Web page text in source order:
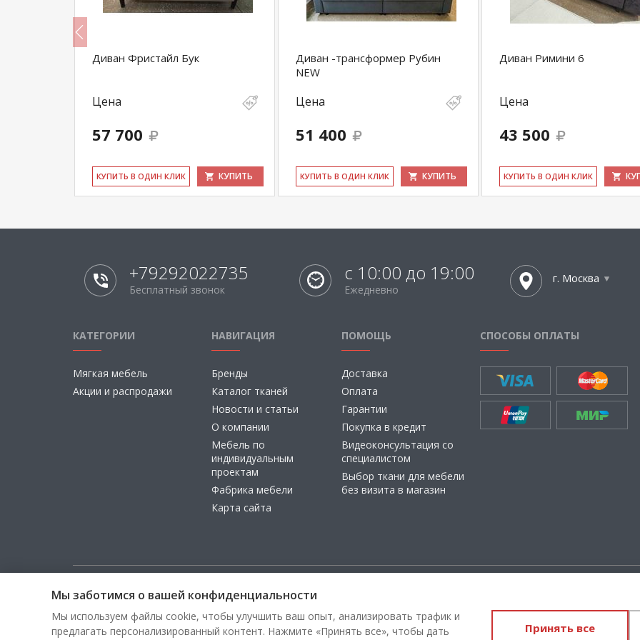
Диван Фристайл Бук
Цена
57 700
КУ­ПИТЬ В ОДИН КЛИК КУПИТЬ
Диван -трансформер Рубин
NEW
Цена
51 400
КУ­ПИТЬ В ОДИН КЛИК КУПИТЬ
Диван Римини 6
Цена
43 500
КУ­ПИТЬ В ОДИН КЛИК
+79292022735
Бесплатный звонок
с 10:00 до 19:00
Ежедневно
г. Москва
КАТЕГОРИИ
Мягкая мебель
Акции и распродажи
НАВИГАЦИЯ
Бренды
Каталог тканей
Новости и статьи
О компании
Мебель по
индивидуальным
проектам
Фабрика мебели
Карта сайта
ПОМОЩЬ
Доставка
Оплата
Гарантии
Покупка в кредит
Видеоконсультация со
специалистом
Выбор ткани для мебели
без визита в магазин
СПОСОБЫ ОПЛАТЫ
Copyright © 2026, ООО «100 Диванов» — Все права защищены
Администрация Сайта не несет
материалы, их содержание,
Вы принимаете условияполитики
Мы заботимся о вашей конфиденциальности
Мы используем файлы cookie, чтобы улучшить ваш опыт, анализировать трафик и
предлагать персонализированный контент. Нажмите «Принять все», чтобы дать
Принять все